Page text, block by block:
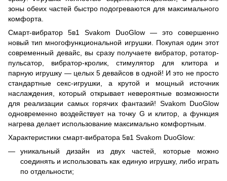
зоны обеих частей быстро подогреваются для максимального
комфорта.
Смарт-вибратор 5в1 Svakom DuoGlow — это совершенно
новый тип многофункциональной игрушки. Покупая один этот
современный девайс, вы сразу получаете вибратор, ротатор-
пульсатор, вибратор-кролик, стимулятор для клитора и
парную игрушку — целых 5 девайсов в одной! И это не просто
стандартные секс-игрушки, а крутой и мощный источник
наслаждения, который открывает невероятные возможности
для реализации самых горячих фантазий! Svakom DuoGlow
одновременно воздействует на точку G и клитор, а функция
нагрева делает использование максимально комфортным.
Характеристики смарт-вибратора 5в1 Svakom DuoGlow:
уникальный дизайн из двух частей, которые можно
соединять и использовать как единую игрушку, либо играть
по отдельности;